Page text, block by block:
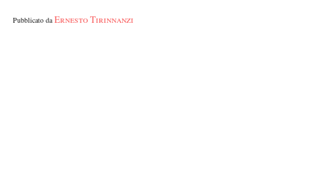
Pubblicato daErnesto Tirinnanzi